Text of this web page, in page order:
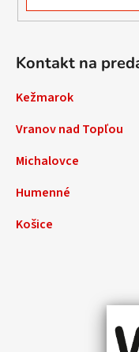
Kontakt na
Kežmarok
Vranov nad Topľou
Michalovce
Humenné
Košice